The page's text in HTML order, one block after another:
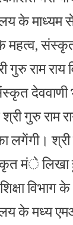
के
गुरु राम
श्री गुरु
लगेंगी।
मंे
विभाग
के मध्य